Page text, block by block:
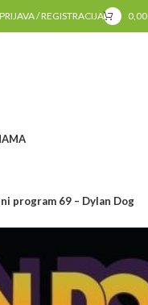
PRIJAVA / REGISTRACIJA 0,00
program 69 – Dylan Dog